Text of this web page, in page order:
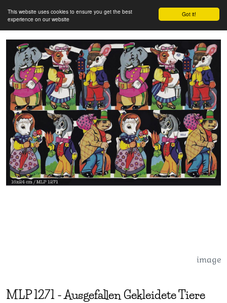
Got it!
This website uses cookies to ensure you get the best
experience on our website
image
MLP1271 -Ausgefallen Gekleidete Tiere